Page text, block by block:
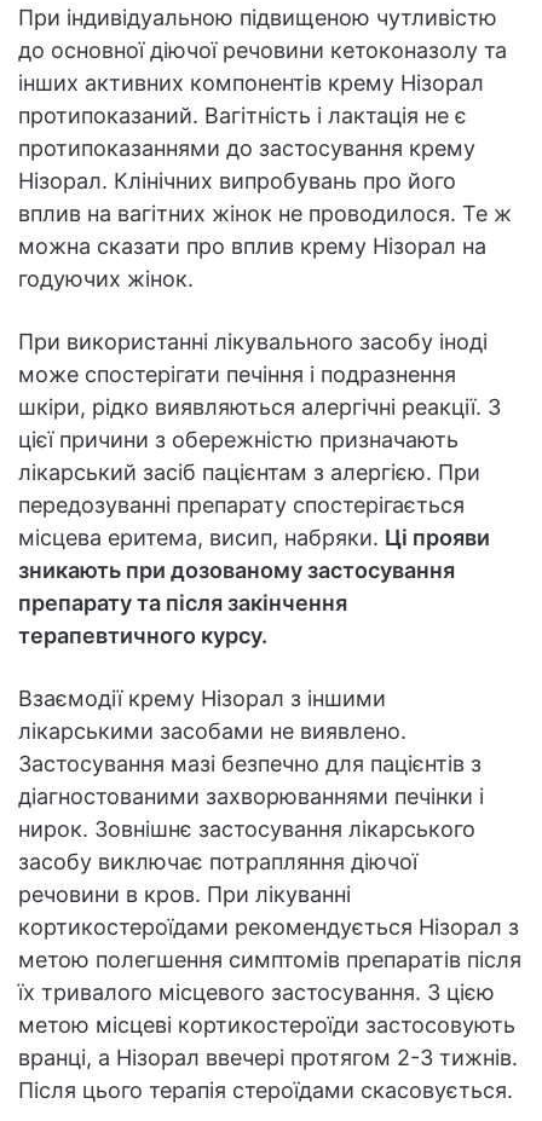
При індивідуальною підвищеною чутливістю
до основної діючої речовини кетоконазолу та
інших активних компонентів крему Нізорал
протипоказаний. Вагітність і лактація не є
протипоказаннями до застосування крему
Нізорал. Клінічних випробувань про його
вплив на вагітних жінок не проводилося. Те ж
можна сказати про вплив крему Нізорал на
годуючих жінок.
При використанні лікувального засобу іноді
може спостерігати печіння і подразнення
шкіри, рідко виявляються алергічні реакції. З
цієї причини з обережністю призначають
лікарський засіб пацієнтам з алергією. При
передозуванні препарату спостерігається
місцева еритема, висип, набряки. Ці прояви
зникають при дозованому застосування
препарату та після закінчення
терапевтичного курсу.
Взаємодії крему Нізорал з іншими
лікарськими засобами не виявлено.
Застосування мазі безпечно для пацієнтів з
діагностованими захворюваннями печінки і
нирок. Зовнішнє застосування лікарського
засобу виключає потрапляння діючої
речовини в кров. При лікуванні
кортикостероїдами рекомендується Нізорал з
метою полегшення симптомів препаратів після
їх тривалого місцевого застосування. З цією
метою місцеві кортикостероїди застосовують
вранці, а Нізорал ввечері протягом 2-3 тижнів.
Після цього терапія стероїдами скасовується.